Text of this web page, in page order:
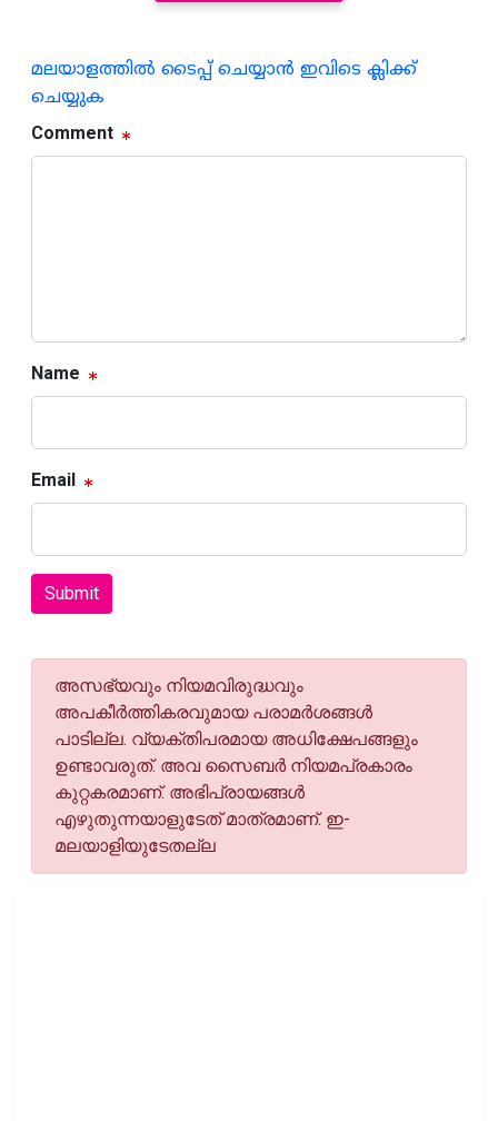
മലയാളത്തില്‍ ടൈപ്പ് ചെയ്യാന്‍ ഇവിടെ ക്ലിക്ക്
ചെയ്യുക
Comment
Name
Email
Submit
അസഭ്യവും നിയമവിരുദ്ധവും
അപകീര്‍ത്തികരവുമായ പരാമര്‍ശങ്ങള്‍
പാടില്ല. വ്യക്തിപരമായ അധിക്ഷേപങ്ങളും
ഉണ്ടാവരുത്. അവ സൈബര്‍ നിയമപ്രകാരം
കുറ്റകരമാണ്. അഭിപ്രായങ്ങള്‍
എഴുതുന്നയാളുടേത് മാത്രമാണ്. ഇ-
മലയാളിയുടേതല്ല